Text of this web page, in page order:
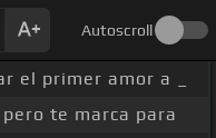
Autoscroll
el primer amor a _
pero te marca para